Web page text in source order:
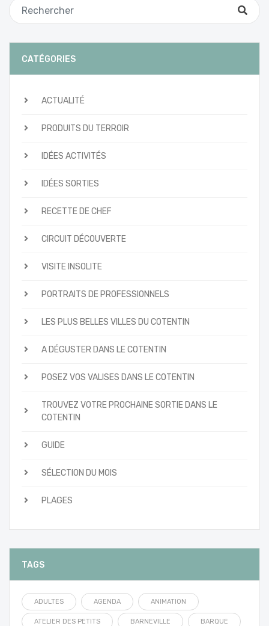
CATÉGORIES
ACTUALITÉ
PRODUITS DU TERROIR
IDÉES ACTIVITÉS
IDÉES SORTIES
RECETTE DE CHEF
CIRCUIT DÉCOUVERTE
VISITE INSOLITE
PORTRAITS DE PROFESSIONNELS
LES PLUS BELLES VILLES DU COTENTIN
A DÉGUSTER DANS LE COTENTIN
POSEZ VOS VALISES DANS LE COTENTIN
TROUVEZ VOTRE PROCHAINE SORTIE DANS LE
COTENTIN
GUIDE
SÉLECTION DU MOIS
PLAGES
TAGS
ADULTES AGENDA ANIMATION
ATELIER DES PETITS BARNEVILLE BARQUE